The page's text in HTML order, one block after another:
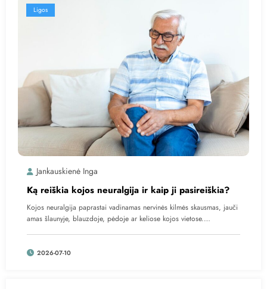
Ligos
Jankauskienė Inga
Ką reiškia kojos neuralgija ir kaip ji pasireiškia?
Kojos neuralgija paprastai vadinamas nervinės kilmės skausmas, jauči
amas šlaunyje, blauzdoje, pėdoje ar keliose kojos vietose.…
2026-07-10